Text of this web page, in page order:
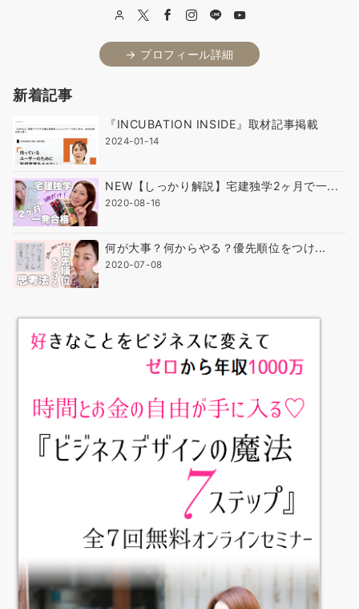
→ プロフィール詳細
新着記事
『INCUBATION INSIDE』取材記事掲載
2024-01-14
NEW【しっかり解説】宅建独学2ヶ月で一...
2020-08-16
何が大事？何からやる？優先順位をつけ...
2020-07-08